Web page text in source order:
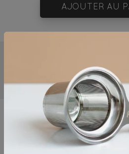
AJOUTER AU
3mn 80°C/
Thé vert*, écorces